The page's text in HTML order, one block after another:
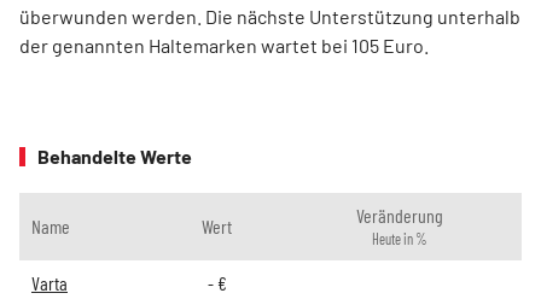
überwunden werden. Die nächste Unterstützung unterhalb
der genannten Haltemarken wartet bei 105 Euro.
Behandelte Werte
Name Wert Veränderung
Heute in %
Varta -€